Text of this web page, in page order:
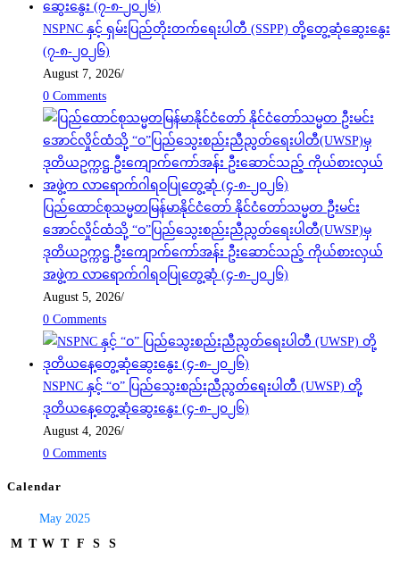
NSPNC နှင့် ရှမ်းပြည်တိုးတက်ရေးပါတီ (SSPP) တို့တွေ့ဆုံဆွေးနွေး
(၇-၈-၂၀၂၆)
August 7, 2026/
0 Comments
ပြည်ထောင်စုသမ္မတမြန်မာနိုင်ငံတော် နိုင်ငံတော်သမ္မတ ဦးမင်း
အောင်လှိုင်ထံသို့ “ဝ”ပြည်သွေးစည်းညီညွတ်ရေးပါတီ(UWSP)မှ
ဒုတိယဥက္ကဋ္ဌ ဦးကျောက်ကော်အန်း ဦးဆောင်သည့် ကိုယ်စားလှယ်
အဖွဲ့က လာရောက်ဂါရဝပြုတွေ့ဆုံ (၄-၈-၂၀၂၆)
August 5, 2026/
0 Comments
NSPNC နှင့် “ဝ” ပြည်သွေးစည်းညီညွတ်ရေးပါတီ (UWSP) တို့
ဒုတိယနေ့တွေ့ဆုံဆွေးနွေး (၄-၈-၂၀၂၆)
August 4, 2026/
0 Comments
Calendar
May 2025
M T W T F S S